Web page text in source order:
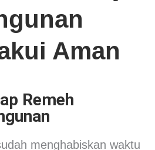
Aman
Remeh
menghabiskan waktu